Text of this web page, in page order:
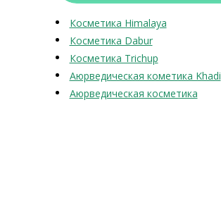
Косметика Himalaya
Косметика Dabur
Косметика Trichup
Аюрведическая кометика Khadi
Аюрведическая косметика